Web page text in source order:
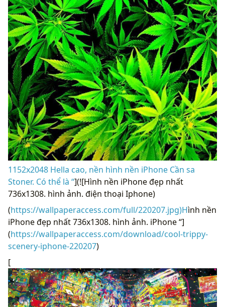
1152x2048 Hella cao, nền hình nền iPhone Cần sa
Stoner. Có thể là “](![Hình nền iPhone đẹp nhất
736x1308. hình ảnh. điện thoại Iphone)
(https://wallpaperaccess.com/full/220207.jpg)Hình nền
iPhone đẹp nhất 736x1308. hình ảnh. iPhone “]
(https://wallpaperaccess.com/download/cool-trippy-
scenery-iphone-220207)
[